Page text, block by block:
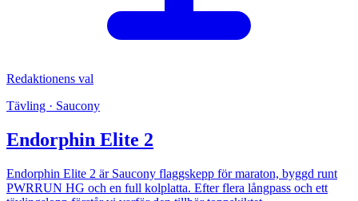
Redaktionens val
Tävling · Saucony
Endorphin Elite 2
Endorphin Elite 2 är Saucony flaggskepp för maraton, byggd runt
PWRRUN HG och en full kolplatta. Efter flera långpass och ett